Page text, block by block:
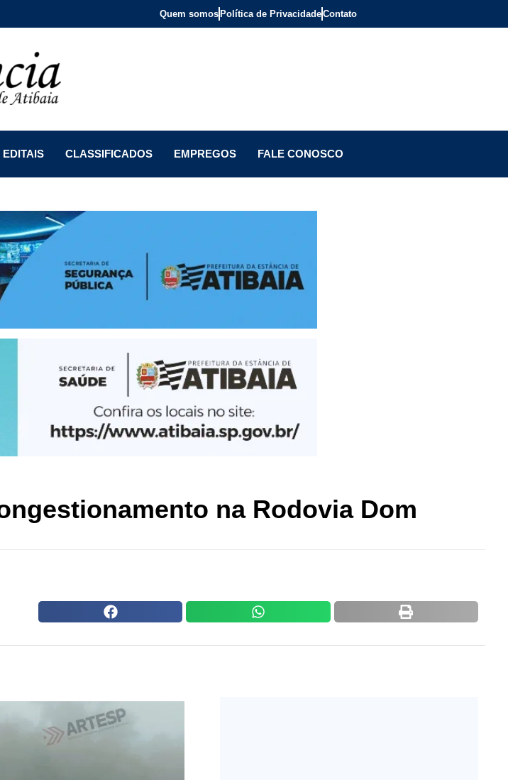
Quem somos Política de PrivacidadeContato
EDITAIS CLASSIFICADOS EMPREGOS FALE CONOSCO
na Rodovia Dom